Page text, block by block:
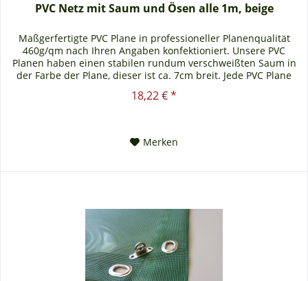
PVC Netz mit Saum und Ösen alle 1m, beige
Maßgerfertigte PVC Plane in professioneller Planenqualität
460g/qm nach Ihren Angaben konfektioniert. Unsere PVC
Planen haben einen stabilen rundum verschweißten Saum in
der Farbe der Plane, dieser ist ca. 7cm breit. Jede PVC Plane
18,22 € *
Merken